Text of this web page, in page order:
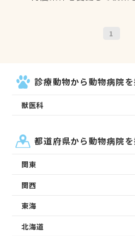
1
診療動物から動物病院
獣医科
都道府県から動物病院
関東
関西
東海
北海道